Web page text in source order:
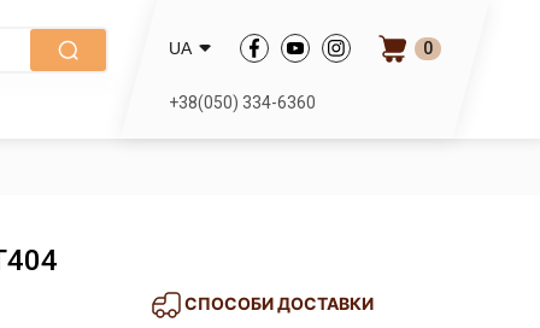
UA 0
+38(050) 334-6360
СПОСОБИ ДОСТАВКИ